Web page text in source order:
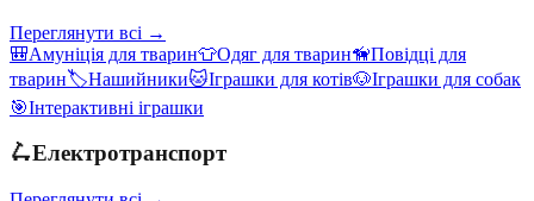
Переглянути всі →
🎒Амуніція для тварин👕Одяг для тварин🦮Повідці для
тварин🏷️Нашийники🐱Іграшки для котів🐶Іграшки для собак
🎯Інтерактивні іграшки
🛴Електротранспорт